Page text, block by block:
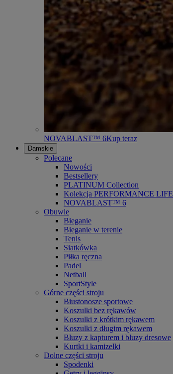
NOVABLAST™ 6Kup teraz
Damskie
Polecane
Nowości
Bestsellery
PLATINUM Collection
Kolekcja PERFORMANCE LIFE
NOVABLAST™ 6
Obuwie
Bieganie
Bieganie w terenie
Tenis
Siatkówka
Piłka ręczna
Padel
Netball
SportStyle
Górne części stroju
Biustonosze sportowe
Koszulki bez rękawów
Koszulki z krótkim rękawem
Koszulki z długim rękawem
Bluzy z kapturem i bluzy dresowe
Kurtki i kamizelki
Dolne części stroju
Spodenki